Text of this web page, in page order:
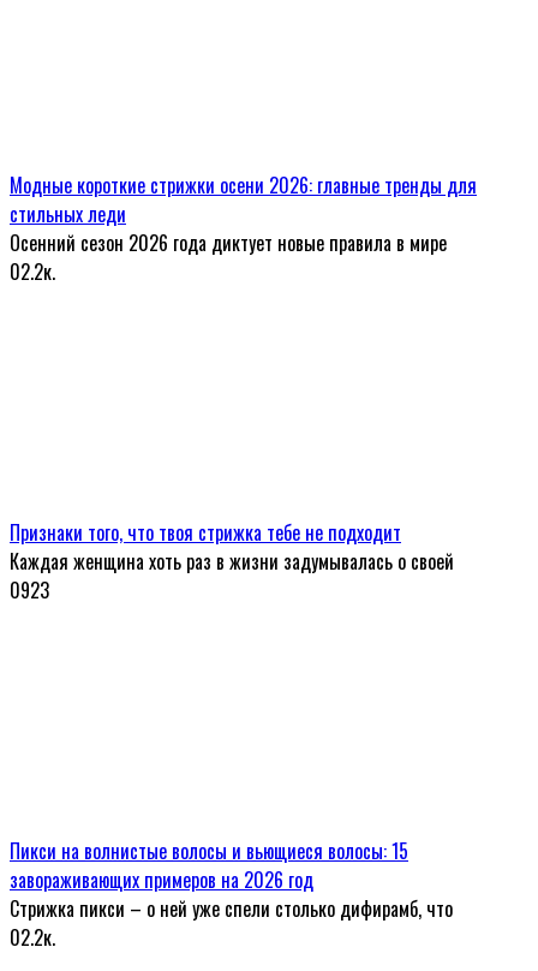
Модные короткие стрижки осени 2026: главные тренды для
стильных леди
Осенний сезон 2026 года диктует новые правила в мире
02.2к.
Признаки того, что твоя стрижка тебе не подходит
Каждая женщина хоть раз в жизни задумывалась о своей
0923
Пикси на волнистые волосы и вьющиеся волосы: 15
завораживающих примеров на 2026 год
Стрижка пикси – о ней уже спели столько дифирамб, что
02.2к.